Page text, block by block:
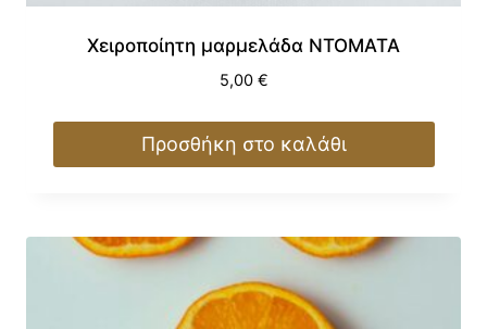
Χειροποίητη μαρμελάδα ΝΤΟΜΑΤΑ
5,00 €
Προσθήκη στο καλάθι